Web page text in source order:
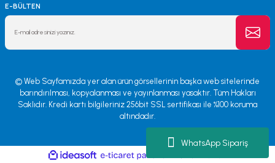
WhatsApp Sipariş
E-BÜLTEN
© Web Sayfamızda yer alan ürün görsellerinin başka web sitelerinde
barındırılması, kopyalanması ve yayınlanması yasaktır. Tüm Hakları
Saklıdır. Kredi kartı bilgileriniz 256bit SSL sertifikası ile %100 koruma
altındadır.
ideasoft